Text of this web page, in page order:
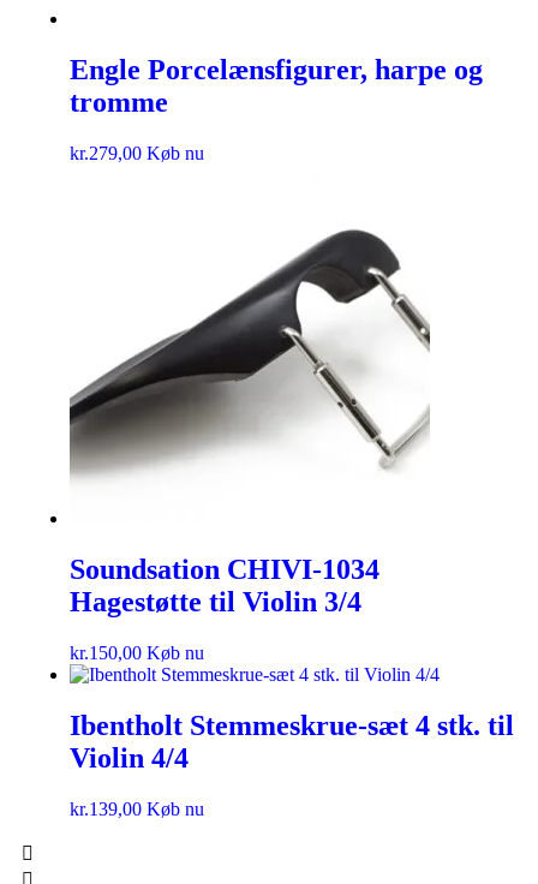
Engle Porcelænsfigurer, harpe og
tromme
kr.279,00 Køb nu
Soundsation CHIVI-1034
Hagestøtte til Violin 3/4
kr.150,00 Køb nu
Ibentholt Stemmeskrue-sæt 4 stk. til
Violin 4/4
kr.139,00 Køb nu